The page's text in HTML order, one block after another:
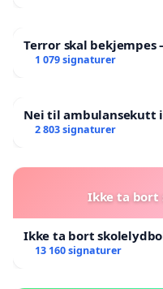
Terror skal bekjempes
1 079 signaturer
Nei til ambulansekutt i
2 803 signaturer
Ikke ta bort
Ikke ta bort
13 160 signaturer